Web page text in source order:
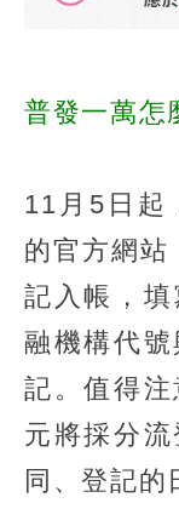
普發一萬怎
11月5日起
的官方網站
記入帳，
融機構代
記。值得
元將採分
同、登記的